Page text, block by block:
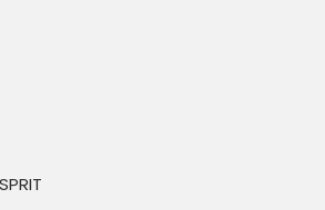
Elle a 32 ans et tout ce